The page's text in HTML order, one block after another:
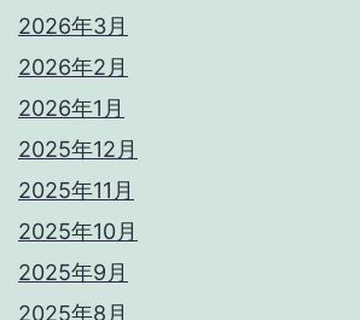
2026年3月
2026年2月
2026年1月
2025年12月
2025年11月
2025年10月
2025年9月
2025年8月